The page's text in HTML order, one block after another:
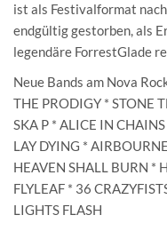
ist als Festivalformat
endgültig gestorben, als
legendäre ForrestGlade
Neue Bands am Nova
THE PRODIGY * STONE
SKA P * ALICE IN
LAY DYING *
HEAVEN SHALL BURN *
FLYLEAF * 36
LIGHTS FLASH